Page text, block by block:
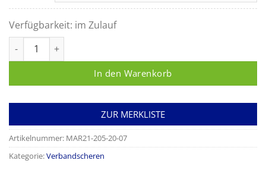
Verfügbarkeit: im Zulauf
Gipsschere ESMARCH gewinkelt Menge
In den Warenkorb
ZUR MERKLISTE
Artikelnummer: MAR21-205-20-07
Kategorie:Verbandscheren